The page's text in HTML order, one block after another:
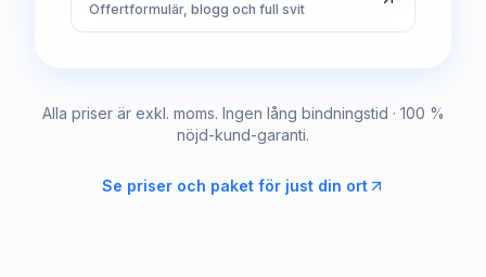
Offertformulär, blogg och full svit
Alla priser är exkl. moms. Ingen lång bindningstid · 100 %
nöjd-kund-garanti.
Se priser och paket för just din ort